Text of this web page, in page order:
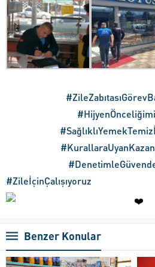
#ZileİçinÇalışıyoruz
Benzer Konular